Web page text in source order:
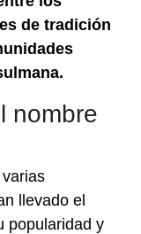
de tradición
nombre
llevado el
popularidad y